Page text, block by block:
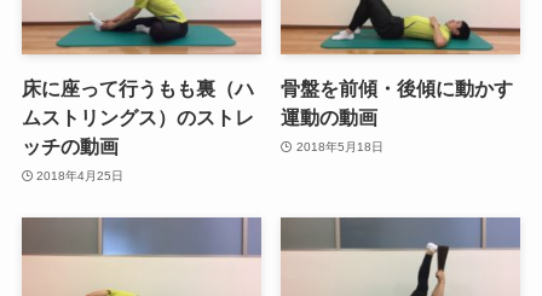
床に座って行うもも裏（ハ
ムストリングス）のストレ
ッチの動画
2018年4月25日
骨盤を前傾・後傾に動かす
運動の動画
2018年5月18日